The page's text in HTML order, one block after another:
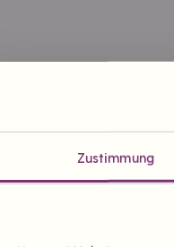
Zustimmung
Planung
Tante Enso